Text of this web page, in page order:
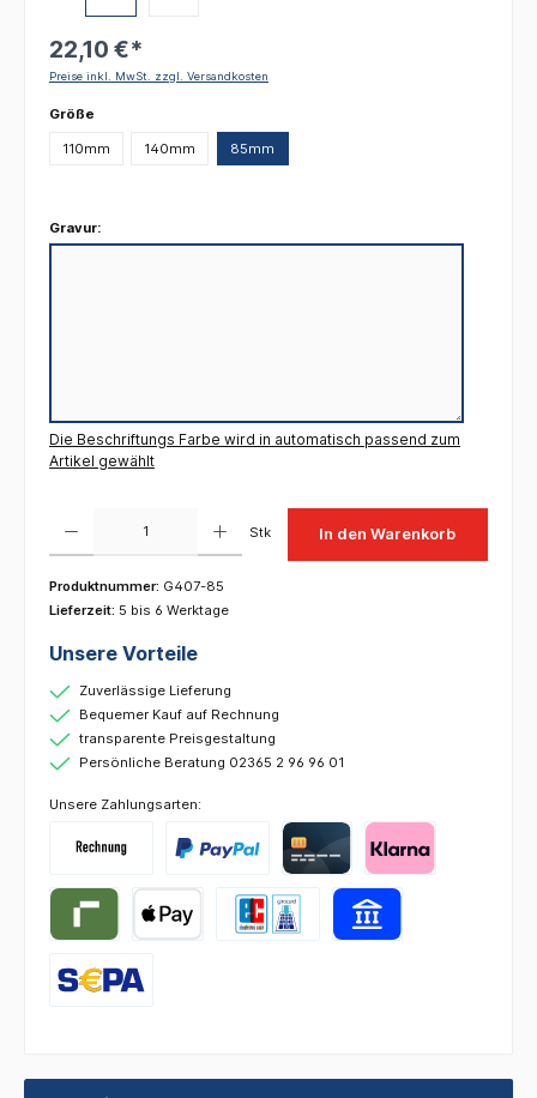
22,10 €*
Preise inkl. MwSt. zzgl. Versandkosten
Größe
110mm 140mm 85mm
Gravur:
Die Beschriftungs Farbe wird in automatisch passend zum
Artikel gewählt
Stk In den Warenkorb
Produktnummer: G407-85
Lieferzeit: 5 bis 6 Werktage
Unsere Vorteile
Zuverlässige Lieferung
Bequemer Kauf auf Rechnung
transparente Preisgestaltung
Persönliche Beratung 02365 2 96 96 01
Unsere Zahlungsarten: